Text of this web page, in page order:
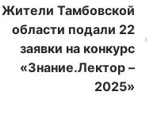
Жители Тамбовской
области подали 22
заявки на конкурс
«Знание.Лектор –
2025»